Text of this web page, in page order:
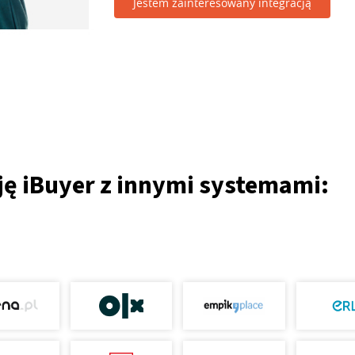
iBuyer z innymi systemami: